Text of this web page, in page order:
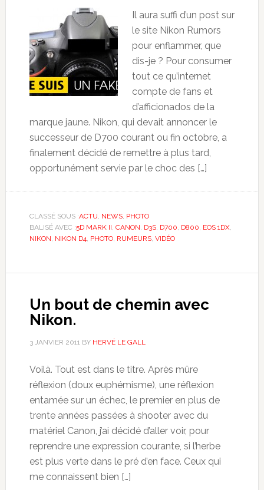
Il aura suffi d’un post sur
le site Nikon Rumors
pour enflammer, que
dis-je ? Pour consumer
tout ce qu’internet
compte de fans et
d’afficionados de la
marque jaune. Nikon, qui devait annoncer le
successeur de D700 courant ou fin octobre, a
finalement décidé de remettre à plus tard,
opportunément servie par le choc des […]
CLASSÉ SOUS :ACTU NEWS, PHOTO
BALISÉ AVEC :5D MARK II CANON D3S, D700 D800 EOS 1DX,
NIKON NIKON D4 PHOTO, RUMEURS, VIDÉO
Un bout de chemin avec
Nikon.
3 JANVIER 2011 BY HERVÉ LE GALL
Voilà. Tout est dans le titre. Après mûre
réflexion (doux euphémisme), une réflexion
entamée sur un échec, le premier en plus de
trente années passées à shooter avec du
matériel Canon, j’ai décidé d’aller voir, pour
reprendre une expression courante, si l’herbe
est plus verte dans le pré d’en face. Ceux qui
me connaissent bien […]